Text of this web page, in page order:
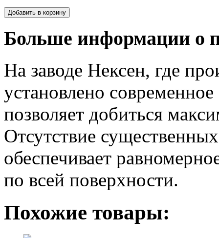
Больше информации о
На заводе Нексен, где
установлено
позволяет добиться
Отсутствие
обеспечивает
по всей поверхности.
Похожие товары: